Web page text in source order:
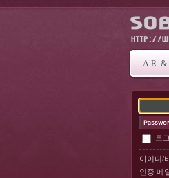
A.R. &
로
아이디/
인증 메